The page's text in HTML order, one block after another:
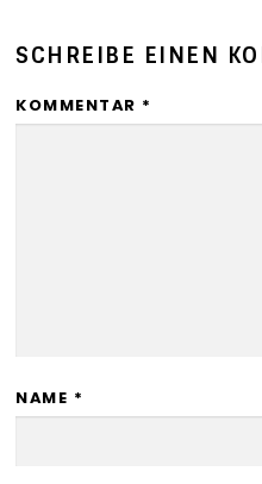
SCHREIBE EINEN
KOMMENTAR *
NAME *